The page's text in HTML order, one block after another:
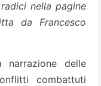
nella pagine
da Francesco
delle
combattuti